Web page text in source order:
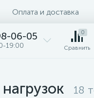
Оплата и доставка
06-05
19:00
0
Сравнить
18